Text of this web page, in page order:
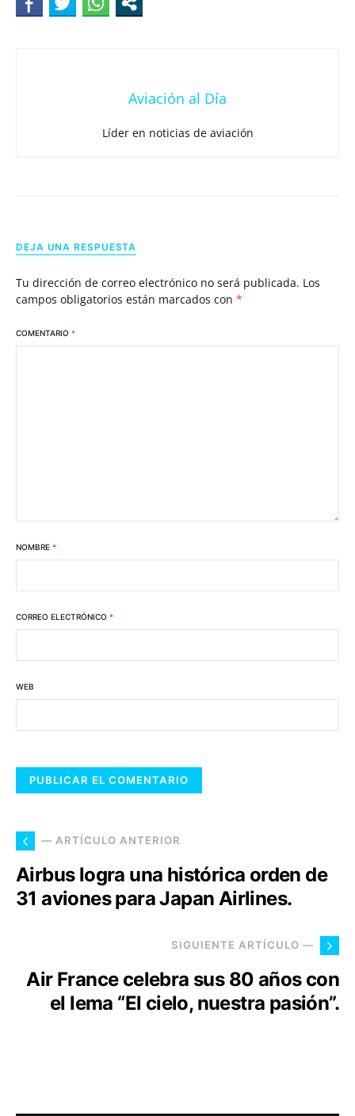
Aviación al Día
Líder en noticias de aviación
DEJA UNA RESPUESTA
Tu dirección de correo electrónico no será publicada. Los
campos obligatorios están marcados con *
COMENTARIO *
NOMBRE *
CORREO ELECTRÓNICO *
WEB
— ARTÍCULO ANTERIOR
Airbus logra una histórica orden de
31 aviones para Japan Airlines.
SIGUIENTE ARTÍCULO —
Air France celebra sus 80 años con
el lema “El cielo, nuestra pasión”.